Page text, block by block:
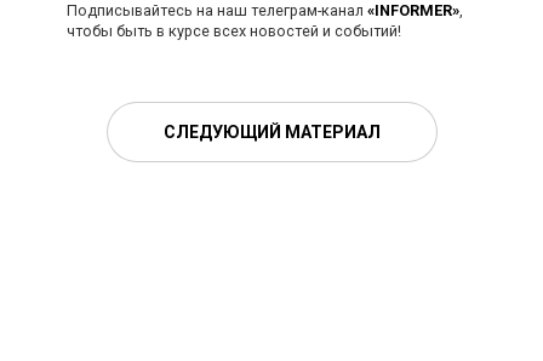
Подписывайтесь на наш телеграм-канал «INFORMER»,
чтобы быть в курсе всех новостей и событий!
СЛЕДУЮЩИЙ МАТЕРИАЛ